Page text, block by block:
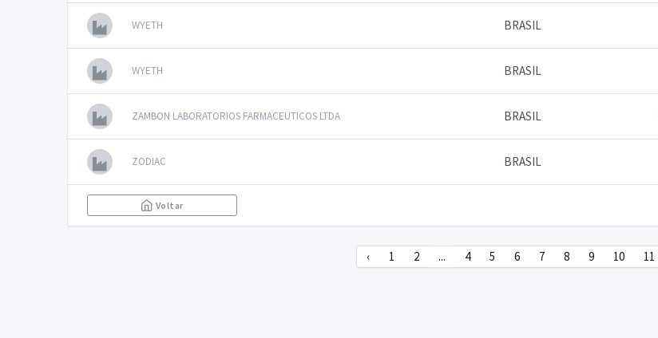
WYETH BRASIL
WYETH BRASIL
ZAMBON LABORATORIOS FARMACEUTICOS LTDA BRASIL
ZODIAC BRASIL
Voltar
‹ 1 2 ... 4 5 6 7 8 9 10 11